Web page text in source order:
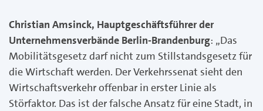
Christian Amsinck, Hauptgeschäftsführer der
Unternehmensverbände Berlin-Brandenburg: „Das
Mobilitätsgesetz darf nicht zum Stillstandsgesetz für
die Wirtschaft werden. Der Verkehrssenat sieht den
Wirtschaftsverkehr offenbar in erster Linie als
Störfaktor. Das ist der falsche Ansatz für eine Stadt, in